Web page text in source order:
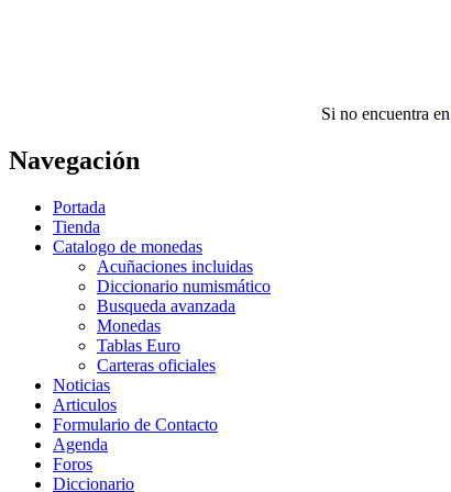
Si no encuentra en
Navegación
Portada
Tienda
Catalogo de monedas
Acuñaciones incluidas
Diccionario numismático
Busqueda avanzada
Monedas
Tablas Euro
Carteras oficiales
Noticias
Articulos
Formulario de Contacto
Agenda
Foros
Diccionario